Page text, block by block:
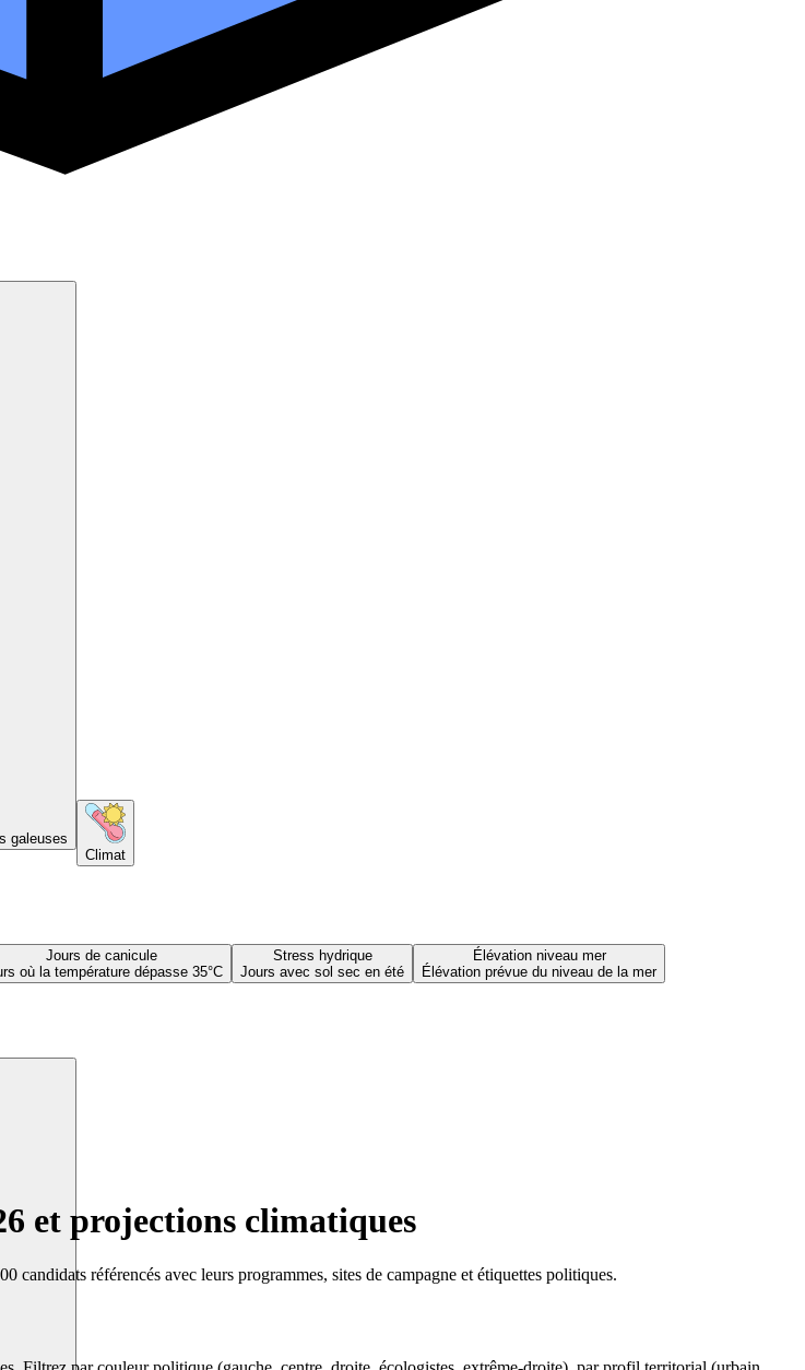
galeuses
Climat
Jours de canicule
où la température dépasse 35°C
Stress hydrique
Jours avec sol sec en été
Élévation niveau mer
Élévation prévue du niveau de la mer
et projections climatiques
référencés avec leurs programmes, sites de campagne et étiquettes politiques.